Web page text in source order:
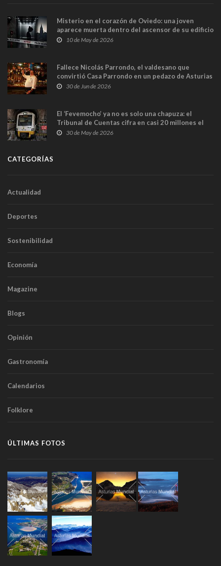
Misterio en el corazón de Oviedo: una joven
aparece muerta dentro del ascensor de su edificio
y las cámaras captan sus últimos minutos
10 de May de 2026
Fallece Nicolás Parrondo, el valdesano que
convirtió Casa Parrondo en un pedazo de Asturias
en Madrid
30 de Jun de 2026
El ‘Fevemocho’ ya no es solo una chapuza: el
Tribunal de Cuentas cifra en casi 20 millones el
sobrecoste de los trenes que no cabían por los
30 de May de 2026
CATEGORÍAS
Actualidad
Deportes
Sostenibilidad
Economía
Magazine
Blogs
Opinión
Gastronomía
Calendarios
Folklore
ÚLTIMAS FOTOS